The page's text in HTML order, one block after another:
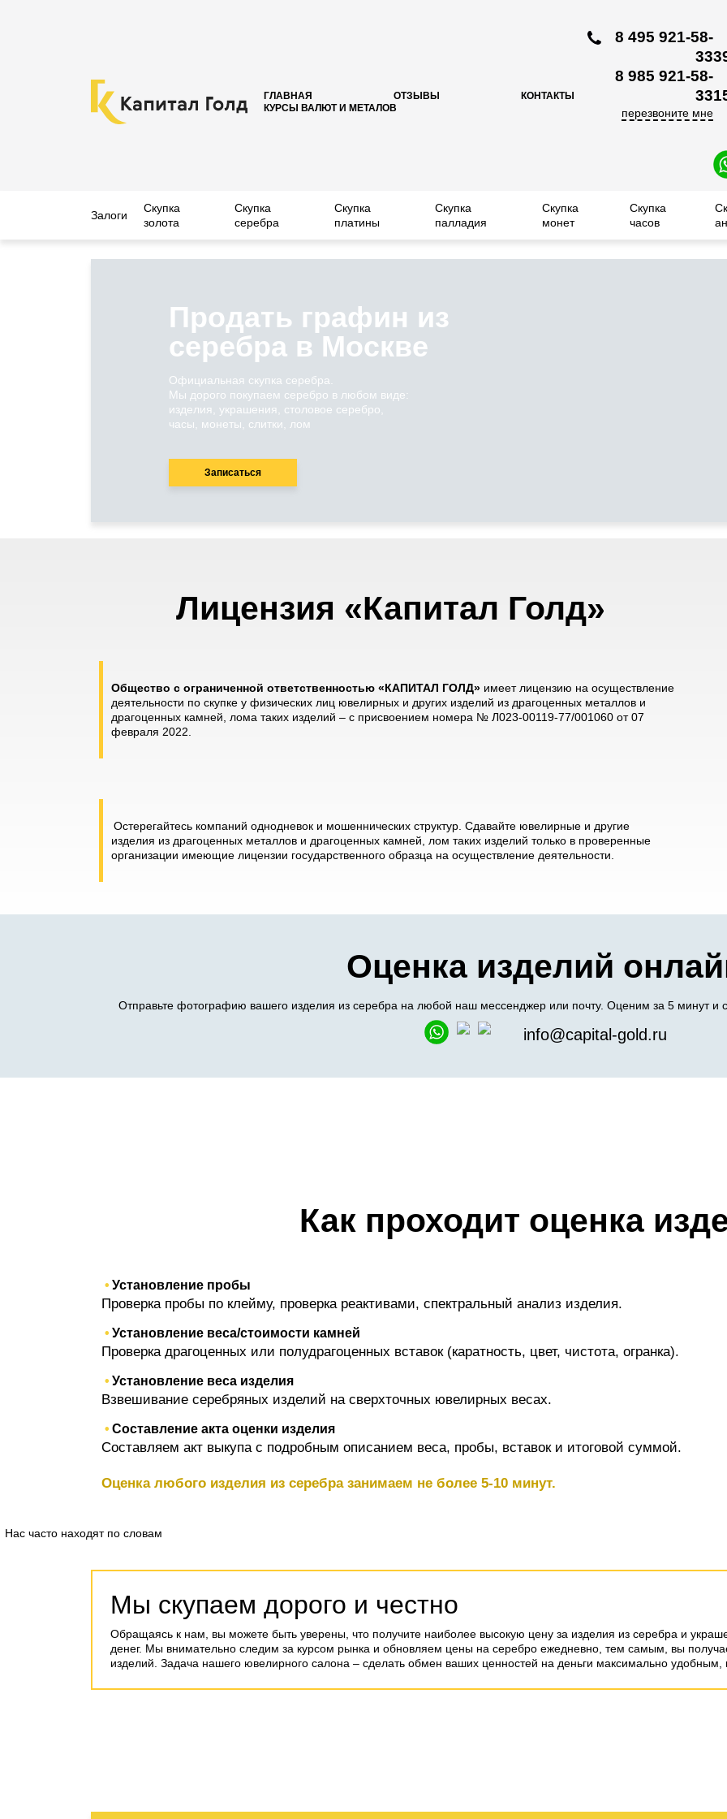
ГЛАВНАЯ ОТЗЫВЫ
КОНТАКТЫ
КУРСЫ ВАЛЮТ И МЕТАЛОВ
8 495 921-58-
33
8 985 921-58-
33
перезвоните мне
Залоги
Скупка
золота
Скупка
серебра
Скупка
платины
Скупка
палладия
Скупка
монет
Скупка
часов
Продать графин из
серебра в Москве
Официальная скупка серебра.
Мы дорого покупаем серебро в любом виде:
изделия, украшения, столовое серебро,
часы, монеты, слитки, лом
Записаться
Лицензия «Капитал Голд»
Общество с ограниченной ответственностью «КАПИТАЛ ГОЛД» имеет лицензию на осуществление
деятельности по скупке у физических лиц ювелирных и других изделий из драгоценных металлов и
драгоценных камней, лома таких изделий – с присвоением номера № Л023-00119-77/001060 от 07
февраля 2022.
Остерегайтесь компаний однодневок и мошеннических структур. Сдавайте ювелирные и другие
изделия из драгоценных металлов и драгоценных камней, лом таких изделий только в проверенные
организации имеющие лицензии государственного образца на осуществление деятельности.
Оценка изделий
Отправьте фотографию вашего изделия из серебра на любой наш мессенджер или почту. Оценим за 5 минут и
info@capital-gold.ru
Как проходит оценка
Установление пробы
Проверка пробы по клейму, проверка реактивами, спектральный анализ изделия.
Установление веса/стоимости камней
Проверка драгоценных или полудрагоценных вставок (каратность, цвет, чистота, огранка).
Установление веса изделия
Взвешивание серебряных изделий на сверхточных ювелирных весах.
Составление акта оценки изделия
Составляем акт выкупа с подробным описанием веса, пробы, вставок и итоговой суммой.
Оценка любого изделия из серебра занимаем не более 5-10 минут.
Нас часто находят по словам
Мы скупаем дорого и честно
Обращаясь к нам, вы можете быть уверены, что получите наиболее высокую цену за изделия из серебра и
денег. Мы внимательно следим за курсом рынка и обновляем цены на серебро ежедневно, тем самым, вы
изделий. Задача нашего ювелирного салона – сделать обмен ваших ценностей на деньги максимально удобным,